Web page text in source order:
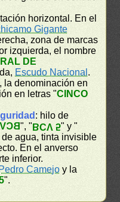
horizontal. En el
Gigante
zona de marcas
izquierda, el nombre
DE
Escudo Nacional .
la denominación en
en letras "CINCO
: hilo de
5", "BCV 5" y "
agua, tinta invisible
En el anverso
inferior.
Pedro Camejo y la
".